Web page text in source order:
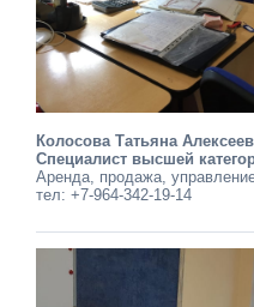
Колосова Татьяна
Специалист высшей
Аренда, продажа,
тел: +7-964-342-19-14